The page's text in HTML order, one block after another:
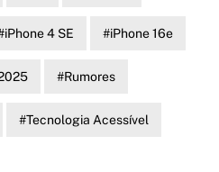
iPhone 4 SE iPhone 16e
Rumores
Tecnologia Acessível